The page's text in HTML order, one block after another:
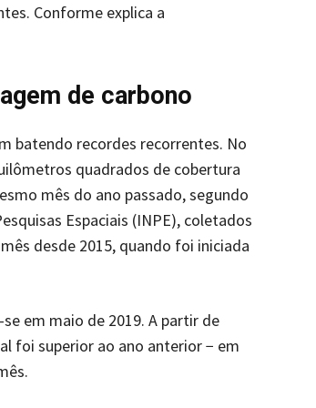
Conforme explica a
de carbono
batendo recordes recorrentes. No
quadrados de cobertura
mês do ano passado, segundo
Espaciais (INPE), coletados
desde 2015, quando foi iniciada
em maio de 2019. A partir de
foi superior ao ano anterior − em